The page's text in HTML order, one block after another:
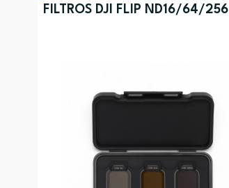
FILTROS DJI FLIP ND16/64/256